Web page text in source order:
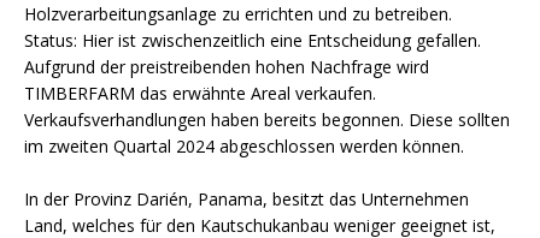
Holzverarbeitungsanlage zu errichten und zu betreiben.
Status: Hier ist zwischenzeitlich eine Entscheidung gefallen.
Aufgrund der preistreibenden hohen Nachfrage wird
TIMBERFARM das erwähnte Areal verkaufen.
Verkaufsverhandlungen haben bereits begonnen. Diese sollten
im zweiten Quartal 2024 abgeschlossen werden können.
In der Provinz Darién, Panama, besitzt das Unternehmen
Land, welches für den Kautschukanbau weniger geeignet ist,